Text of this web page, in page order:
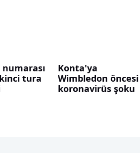
tura
Konta'ya
Wimbledon öncesi
koronavirüs şoku